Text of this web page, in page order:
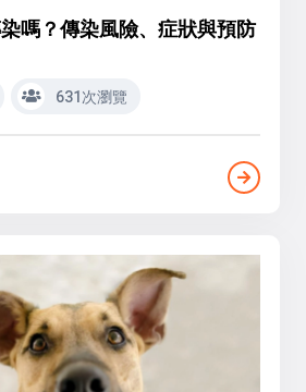
嗎？傳染風險、症狀與預防
631次瀏覽